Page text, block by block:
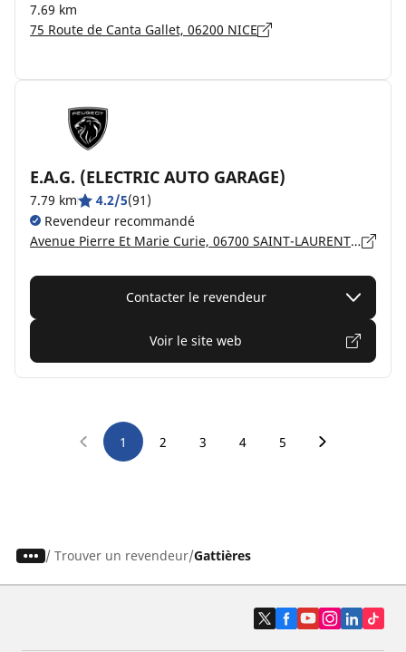
7.69 km
75 Route de Canta Gallet, 06200 NICE
E.A.G. (ELECTRIC AUTO GARAGE)
7.79 km 4.2/5(91)
Revendeur recommandé
Avenue Pierre Et Marie Curie, 06700 SAINT-LAURENT-DU-VAR
Contacter le revendeur
Voir le site web
1 2 3 4 5
/ Trouver un revendeur Gattières